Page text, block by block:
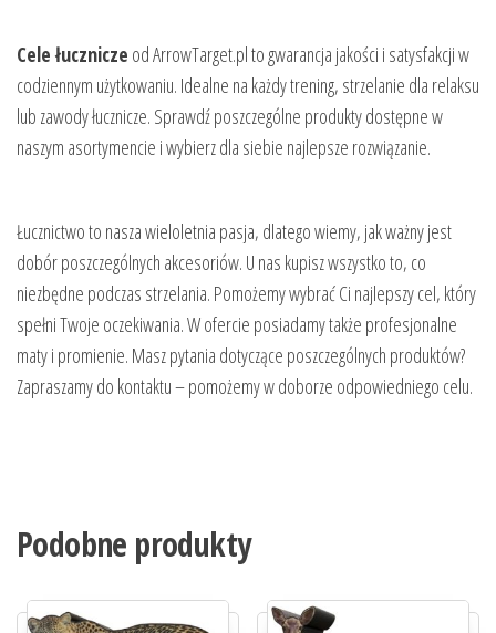
Cele łucznicze od ArrowTarget.pl to gwarancja jakości i satysfakcji w
codziennym użytkowaniu. Idealne na każdy trening, strzelanie dla relaksu
lub zawody łucznicze. Sprawdź poszczególne produkty dostępne w
naszym asortymencie i wybierz dla siebie najlepsze rozwiązanie.
Łucznictwo to nasza wieloletnia pasja, dlatego wiemy, jak ważny jest
dobór poszczególnych akcesoriów. U nas kupisz wszystko to, co
niezbędne podczas strzelania. Pomożemy wybrać Ci najlepszy cel, który
spełni Twoje oczekiwania. W ofercie posiadamy także profesjonalne
maty i promienie. Masz pytania dotyczące poszczególnych produktów?
Zapraszamy do kontaktu – pomożemy w doborze odpowiedniego celu.
Podobne produkty